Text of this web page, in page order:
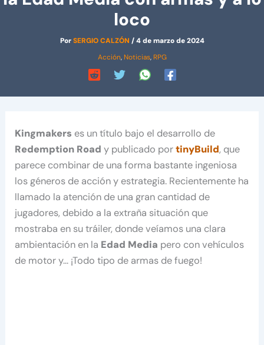
loco
PorSERGIO CALZÓN /4 de marzo de 2024
Acción, Noticias, RPG
Kingmakers es un título bajo el desarrollo de
Redemption Road y publicado portinyBuild, que
parece combinar de una forma bastante ingeniosa
los géneros de acción y estrategia. Recientemente ha
llamado la atención de una gran cantidad de
jugadores, debido a la extraña situación que
mostraba en su tráiler, donde veíamos una clara
ambientación en la Edad Media pero con vehículos
de motor y… ¡Todo tipo de armas de fuego!